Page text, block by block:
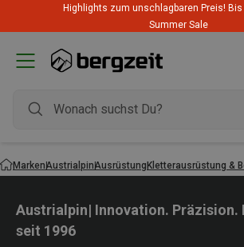
Highlights zum unschlagbaren Preis! Bis
Summer Sale
MarkenAustrialpinAusrüstungKletterausrüstung &
Austrialpin| Innovation. Präzision.
seit 1996